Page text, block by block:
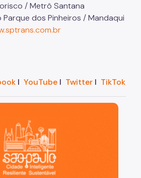
/ Metrô Santana
Parque dos Pinheiros / Mandaqui
I YouTubeI TwitterI TikTok
inteligente, resiliente e sustentável